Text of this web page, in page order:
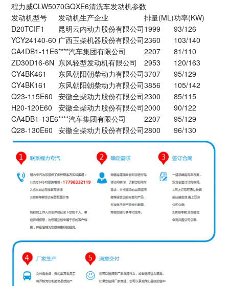
程力威CLW5070GQXE6清洗车发动机参数
发动机型号
发动机生产企业 排量(ML)功率(KW)
D20TCIF1
昆明云内动力股份有限公司1999
93/126
YCY24140-60 广西玉柴机器股份有限公司2360
103/140
CA4DB1-11E6****汽车集团有限公司 2207
81/110
ZD30D16-6N 东风轻型发动机有限公司 2953
120/163
CY4BK461
东风朝阳朝柴动力有限公司3707
95/129
CY4BK161
东风朝阳朝柴动力有限公司3856
105/142
Q23-115E60
安徽全柴动力股份有限公司2300
85/115
H20-120E60
安徽全柴动力股份有限公司2000
90/122
CA4DB1-13E6****汽车集团有限公司 2207
95/129
Q28-130E60
安徽全柴动力股份有限公司2800 96/130